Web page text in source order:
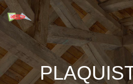
Panneau de gestion des cookies